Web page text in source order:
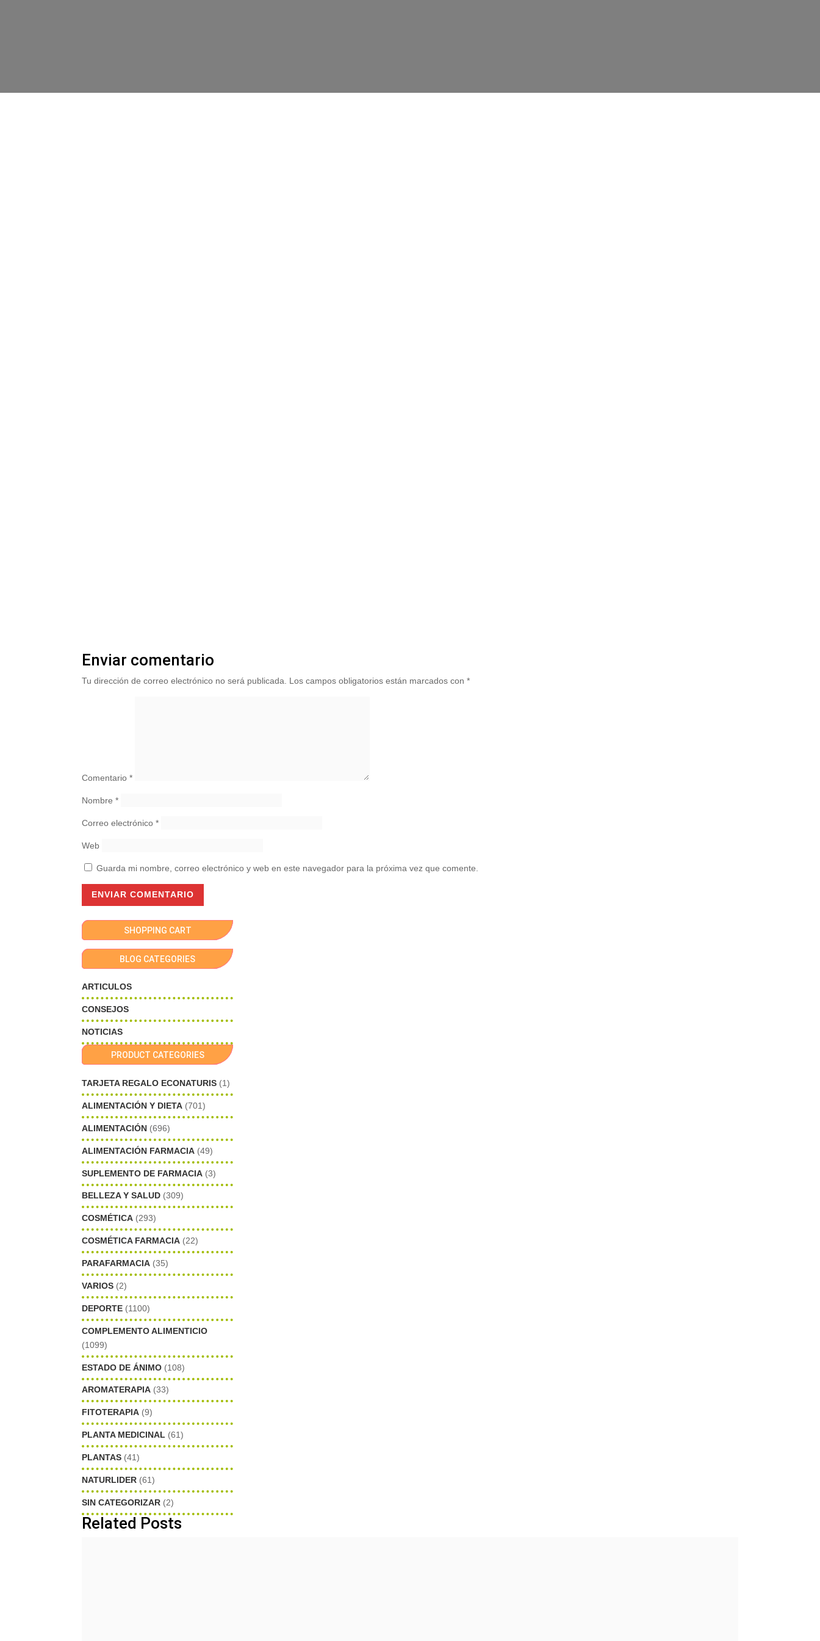
Enviar comentario
Tu dirección de correo electrónico no será publicada. Los campos obligatorios están marcados con*
Comentario*
Nombre*
Correo electrónico*
Web
Guarda mi nombre, correo electrónico y web en este navegador para la próxima vez que comente.
SHOPPING CART
BLOG CATEGORIES
ARTICULOS
CONSEJOS
NOTICIAS
PRODUCT CATEGORIES
TARJETA REGALO ECONATURIS (1)
ALIMENTACIÓN Y DIETA (701)
ALIMENTACIÓN (696)
ALIMENTACIÓN FARMACIA (49)
SUPLEMENTO DE FARMACIA (3)
BELLEZA Y SALUD (309)
COSMÉTICA (293)
COSMÉTICA FARMACIA (22)
PARAFARMACIA (35)
VARIOS (2)
DEPORTE (1100)
COMPLEMENTO ALIMENTICIO
(1099)
ESTADO DE ÁNIMO (108)
AROMATERAPIA (33)
FITOTERAPIA (9)
PLANTA MEDICINAL (61)
PLANTAS (41)
NATURLIDER (61)
SIN CATEGORIZAR (2)
Related Posts